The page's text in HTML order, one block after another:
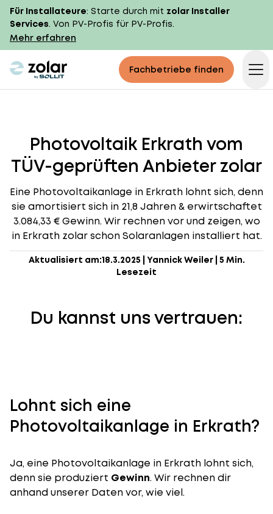
Für Installateure: Starte durch mit zolar Installer
Services. Von PV-Profis für PV-Profis.
Mehr erfahren
zolar logo Fachbetriebe finden
Photovoltaik Erkrath vom
TÜV-geprüften Anbieter zolar
Eine Photovoltaikanlage in Erkrath lohnt sich, denn
sie amortisiert sich in 21,8 Jahren & erwirtschaftet
3.084,33 € Gewinn. Wir rechnen vor und zeigen, wo
in Erkrath zolar schon Solaranlagen installiert hat.
Aktualisiert am:18.3.2025 Yannick Weiler| 5 Min.
Lesezeit
Du kannst uns vertrauen:
Lohnt sich eine
Photovoltaikanlage in Erkrath?
Ja, eine Photovoltaikanlage in Erkrath lohnt sich,
denn sie produziert Gewinn. Wir rechnen dir
anhand unserer Daten vor, wie viel.